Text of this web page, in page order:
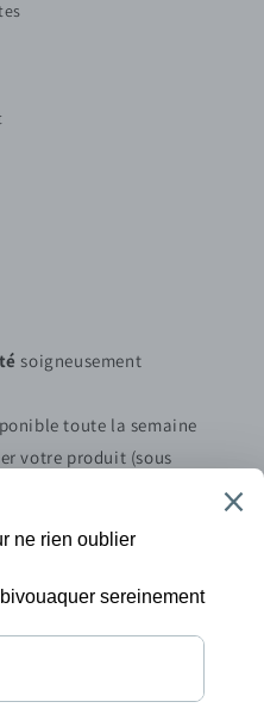
soigneusement
toute la semaine
votre produit (sous